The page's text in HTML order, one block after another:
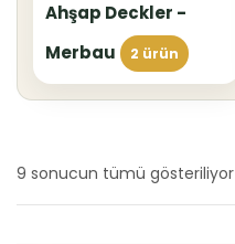
Ahşap Deckler -
Merbau
2 ürün
9 sonucun tümü gösteriliyor